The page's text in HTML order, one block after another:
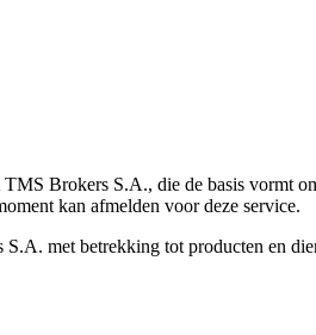
Brokers S.A., die de basis vormt
kan afmelden voor deze service.
met betrekking tot producten en